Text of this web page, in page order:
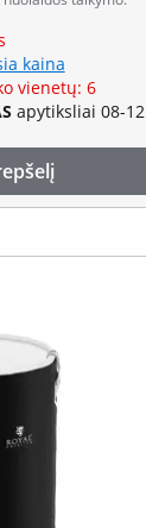
kaina
vienetų: 6
apytiksliai 08-12